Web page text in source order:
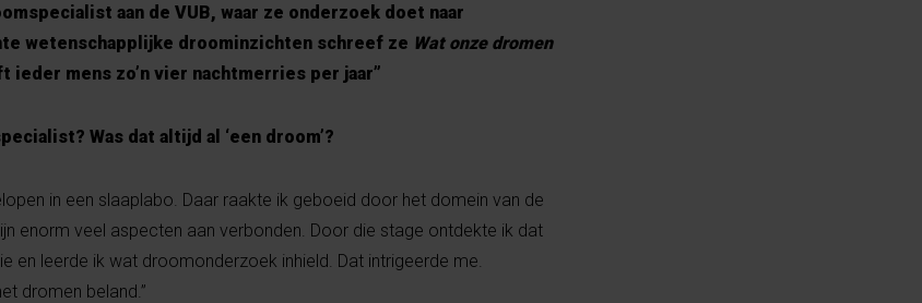
aan de VUB, waar ze onderzoek doet naar
wetenschapplijke droominzichten schreef ze Wat onze dromen
ieder mens zo’n vier nachtmerries per jaar”
Was dat altijd al ‘een droom’?
in een slaaplabo. Daar raakte ik geboeid door het domein van de
enorm veel aspecten aan verbonden. Door die stage ontdekte ik dat
en leerde ik wat droomonderzoek inhield. Dat intrigeerde me.
dromen beland.”